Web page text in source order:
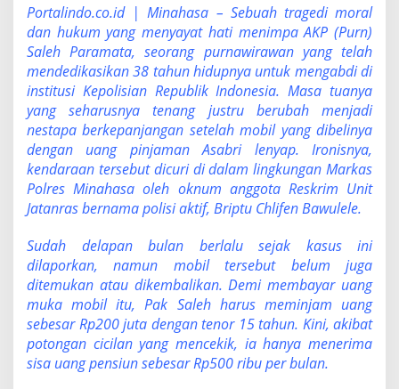
:
e
t
i
k
a
M
o
b
i
P
e
s
u
n
P
o
Portalindo.co.id | Minahasa – Sebuah tragedi moral
dan hukum yang menyayat hati menimpa AKP (Purn)
Saleh Paramata, seorang purnawirawan yang telah
mendedikasikan 38 tahun hidupnya untuk mengabdi di
institusi Kepolisian Republik Indonesia. Masa tuanya
yang seharusnya tenang justru berubah menjadi
nestapa berkepanjangan setelah mobil yang dibelinya
dengan uang pinjaman Asabri lenyap. Ironisnya,
kendaraan tersebut dicuri di dalam lingkungan Markas
Polres Minahasa oleh oknum anggota Reskrim Unit
Jatanras bernama polisi aktif, Briptu Chlifen Bawulele.
Sudah delapan bulan berlalu sejak kasus ini
dilaporkan, namun mobil tersebut belum juga
ditemukan atau dikembalikan. Demi membayar uang
muka mobil itu, Pak Saleh harus meminjam uang
sebesar Rp200 juta dengan tenor 15 tahun. Kini, akibat
potongan cicilan yang mencekik, ia hanya menerima
sisa uang pensiun sebesar Rp500 ribu per bulan.